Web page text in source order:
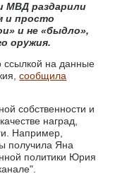
МВД раздарили
и просто
и не «быдло»,
оружия.
на данные
сообщила
собственности и
наград,
Например,
получила Яна
политики Юрия